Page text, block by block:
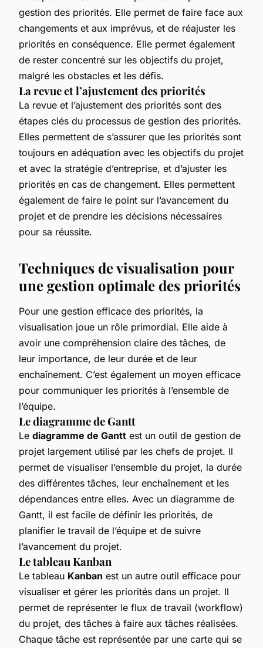
gestion des priorités. Elle permet de faire face aux
changements et aux imprévus, et de réajuster les
priorités en conséquence. Elle permet également
de rester concentré sur les objectifs du projet,
malgré les obstacles et les défis.
La revue et l’ajustement des priorités
La revue et l’ajustement des priorités sont des
étapes clés du processus de gestion des priorités.
Elles permettent de s’assurer que les priorités sont
toujours en adéquation avec les objectifs du projet
et avec la stratégie d’entreprise, et d’ajuster les
priorités en cas de changement. Elles permettent
également de faire le point sur l’avancement du
projet et de prendre les décisions nécessaires
pour sa réussite.
Techniques de visualisation pour
une gestion optimale des priorités
Pour une gestion efficace des priorités, la
visualisation joue un rôle primordial. Elle aide à
avoir une compréhension claire des tâches, de
leur importance, de leur durée et de leur
enchaînement. C’est également un moyen efficace
pour communiquer les priorités à l’ensemble de
l’équipe.
Le diagramme de Gantt
Le diagramme de Gantt est un outil de gestion de
projet largement utilisé par les chefs de projet. Il
permet de visualiser l’ensemble du projet, la durée
des différentes tâches, leur enchaînement et les
dépendances entre elles. Avec un diagramme de
Gantt, il est facile de définir les priorités, de
planifier le travail de l’équipe et de suivre
l’avancement du projet.
Le tableau Kanban
Le tableau Kanban est un autre outil efficace pour
visualiser et gérer les priorités dans un projet. Il
permet de représenter le flux de travail (workflow)
du projet, des tâches à faire aux tâches réalisées.
Chaque tâche est représentée par une carte qui se